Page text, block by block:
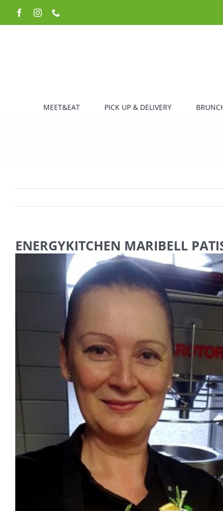
Inhalt
FacebookInstagram
MEET&EAT PICK UP & DELIVERY
ENERGYKITCHEN MARIBELL